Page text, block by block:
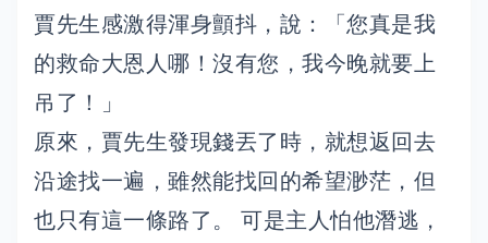
賈先生感激得渾身顫抖，說：「您真是我
的救命大恩人哪！沒有您，我今晚就要上
吊了！」
原來，賈先生發現錢丟了時，就想返回去
沿途找一遍，雖然能找回的希望渺茫，但
也只有這一條路了。 可是主人怕他潛逃，